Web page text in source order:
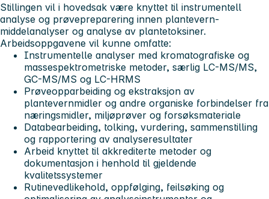
Stillingen vil i hovedsak være knyttet til instrumentell
analyse og prøvepreparering innen plantevern-
middelanalyser og analyse av plantetoksiner.
Arbeidsoppgavene vil kunne omfatte:
Instrumentelle analyser med kromatografiske og
massespektrometriske metoder, særlig LC-MS/MS,
GC-MS/MS og LC-HRMS
Prøveopparbeiding og ekstraksjon av
plantevernmidler og andre organiske forbindelser fra
næringsmidler, miljøprøver og forsøksmateriale
Databearbeiding, tolking, vurdering, sammenstilling
og rapportering av analyseresultater
Arbeid knyttet til akkrediterte metoder og
dokumentasjon i henhold til gjeldende
kvalitetssystemer
Rutinevedlikehold, oppfølging, feilsøking og